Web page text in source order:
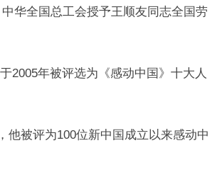
华全国总工会授予王顺友同志全国劳
2005年被评选为《感动中国》十大人
他被评为100位新中国成立以来感动中